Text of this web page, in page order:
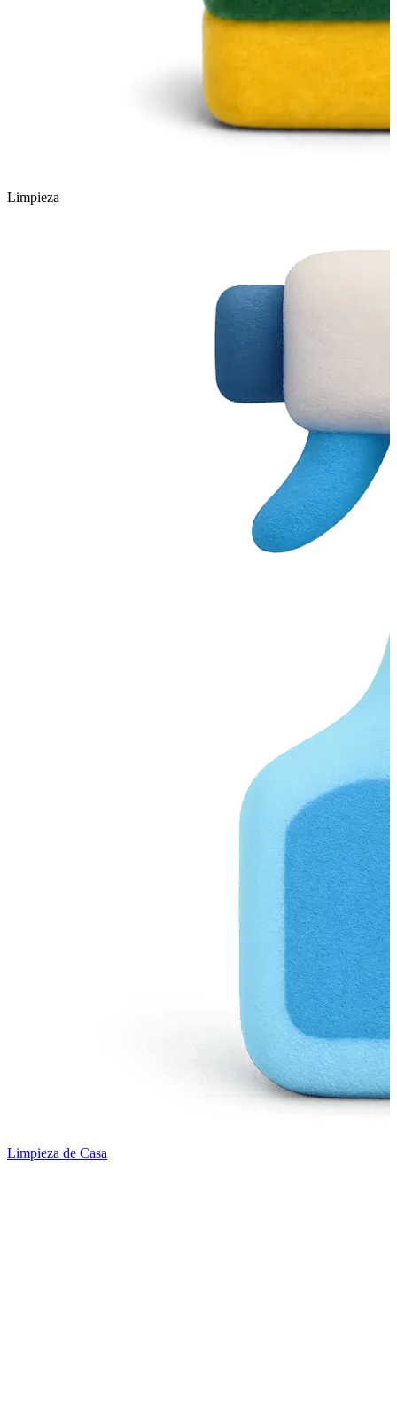
Limpieza
Limpieza de Casa